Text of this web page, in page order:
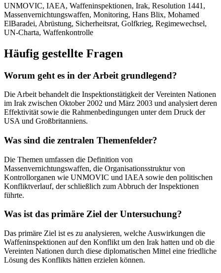
UNMOVIC, IAEA, Waffeninspektionen, Irak, Resolution 1441,
Massenvernichtungswaffen, Monitoring, Hans Blix, Mohamed
ElBaradei, Abrüstung, Sicherheitsrat, Golfkrieg, Regimewechsel,
UN-Charta, Waffenkontrolle
Häufig gestellte Fragen
Worum geht es in der Arbeit grundlegend?
Die Arbeit behandelt die Inspektionstätigkeit der Vereinten Nationen
im Irak zwischen Oktober 2002 und März 2003 und analysiert deren
Effektivität sowie die Rahmenbedingungen unter dem Druck der
USA und Großbritanniens.
Was sind die zentralen Themenfelder?
Die Themen umfassen die Definition von
Massenvernichtungswaffen, die Organisationsstruktur von
Kontrollorganen wie UNMOVIC und IAEA sowie den politischen
Konfliktverlauf, der schließlich zum Abbruch der Inspektionen
führte.
Was ist das primäre Ziel der Untersuchung?
Das primäre Ziel ist es zu analysieren, welche Auswirkungen die
Waffeninspektionen auf den Konflikt um den Irak hatten und ob die
Vereinten Nationen durch diese diplomatischen Mittel eine friedliche
Lösung des Konflikts hätten erzielen können.